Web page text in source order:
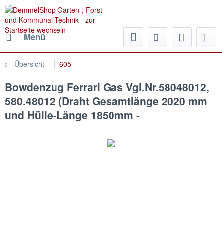
Menü
Übersicht 605
Bowdenzug Ferrari Gas Vgl.Nr.58048012,
580.48012 (Draht Gesamtlänge 2020 mm
und Hülle-Länge 1850mm -